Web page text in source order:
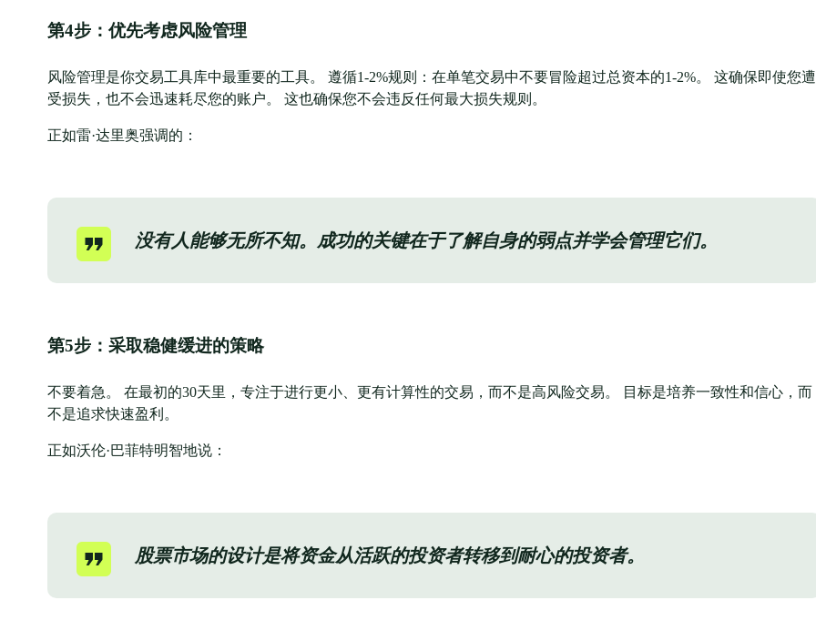
第4步：优先考虑风险管理
风险管理是你交易工具库中最重要的工具。 遵循1-2%规则：在单笔交易中不要冒险超过总资本的1-2%。 这确保即使您遭
受损失，也不会迅速耗尽您的账户。 这也确保您不会违反任何最大损失规则。
正如雷·达里奥强调的：
没有人能够无所不知。成功的关键在于了解自身的弱点并学会管理它们。
第5步：采取稳健缓进的策略
不要着急。 在最初的30天里，专注于进行更小、更有计算性的交易，而不是高风险交易。 目标是培养一致性和信心，而
不是追求快速盈利。
正如沃伦·巴菲特明智地说：
股票市场的设计是将资金从活跃的投资者转移到耐心的投资者。